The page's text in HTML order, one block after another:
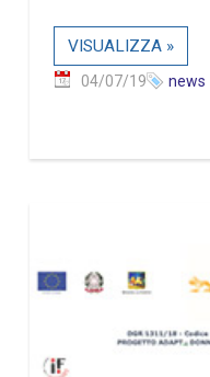
VISUALIZZA »
04/07/19 news